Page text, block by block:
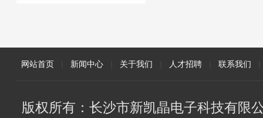
网站首页 新闻中心 关于我们 人才招聘 联系我们
版权所有：长沙市新凯晶电子科技有限